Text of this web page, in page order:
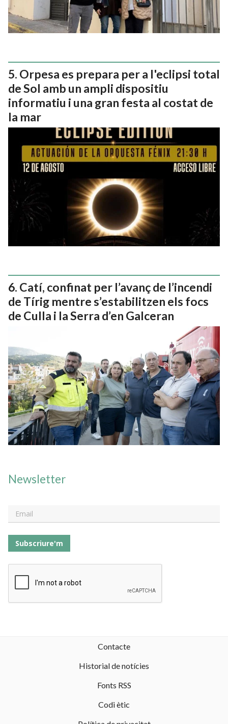
Orpesa es prepara per a l'eclipsi total
de Sol amb un ampli dispositiu
informatiu i una gran festa al costat de
la mar
Catí, confinat per l’avanç de l’incendi
de Tírig mentre s’estabilitzen els focs
de Culla i la Serra d’en Galceran
Newsletter
Subscriure'm
Contacte
Historial de notícies
Fonts RSS
Codi ètic